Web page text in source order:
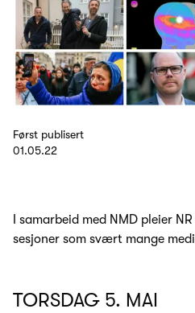
Først publisert
01.05.22
I samarbeid med NMD pleier
sesjoner som svært mange
TORSDAG 5. MAI